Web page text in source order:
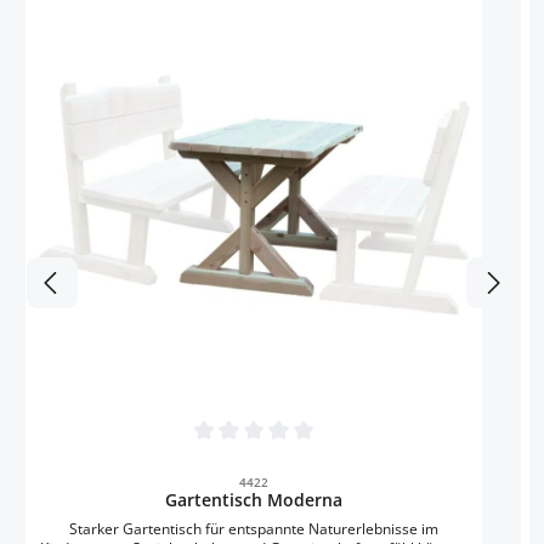
4422
Gartentisch Moderna
Starker Gartentisch für entspannte Naturerlebnisse im